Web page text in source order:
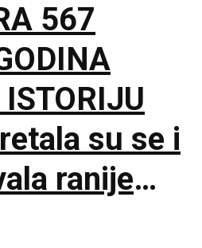
567
su se i
ranije
mislilo